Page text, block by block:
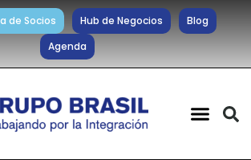
de Socios Hub de Negocios
Blog
Agenda